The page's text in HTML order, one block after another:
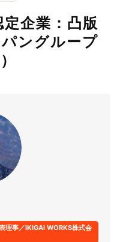
企業：凸版
ングループ
理事／IKIGAI WORKS株式会